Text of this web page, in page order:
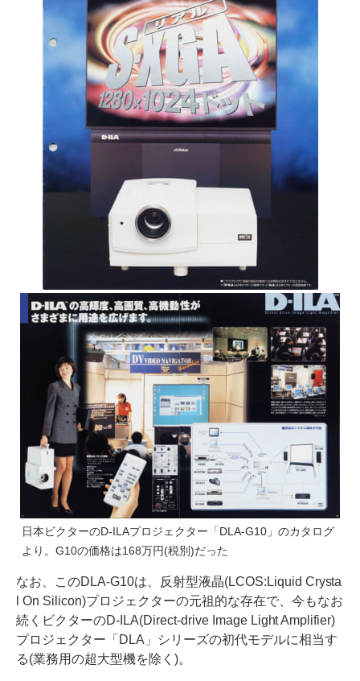
日本ビクターのD-ILAプロジェクター「DLA-G10」のカタログ
より。G10の価格は168万円(税別)だった
なお、このDLA-G10は、反射型液晶(LCOS:Liquid Crysta
l On Silicon)プロジェクターの元祖的な存在で、今もなお
続くビクターのD-ILA(Direct-drive Image Light Amplifier)
プロジェクター「DLA」シリーズの初代モデルに相当す
る(業務用の超大型機を除く)。